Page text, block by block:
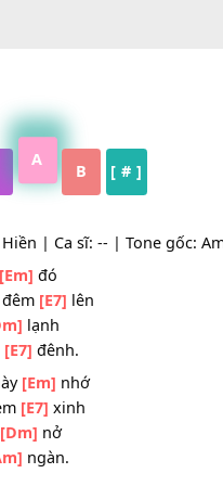
G B [ # ]
Hiền | Ca sĩ: -- | Tone
[Em]đó
đêm[E7]
[Dm]lạnh
[E7]